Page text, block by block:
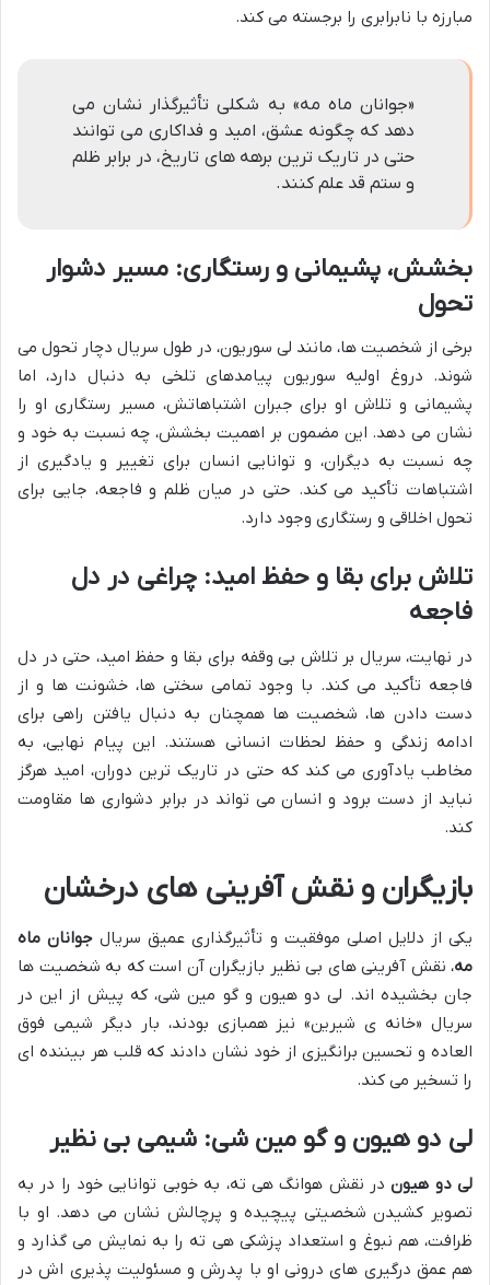
مبارزه با نابرابری را برجسته می کند.
«جوانان ماه مه» به شکلی تأثیرگذار نشان می
دهد که چگونه عشق، امید و فداکاری می توانند
حتی در تاریک ترین برهه های تاریخ، در برابر ظلم
و ستم قد علم کنند.
بخشش، پشیمانی و رستگاری: مسیر دشوار
تحول
برخی از شخصیت ها، مانند لی سوریون، در طول سریال دچار تحول می
شوند. دروغ اولیه سوریون پیامدهای تلخی به دنبال دارد، اما
پشیمانی و تلاش او برای جبران اشتباهاتش، مسیر رستگاری او را
نشان می دهد. این مضمون بر اهمیت بخشش، چه نسبت به خود و
چه نسبت به دیگران، و توانایی انسان برای تغییر و یادگیری از
اشتباهات تأکید می کند. حتی در میان ظلم و فاجعه، جایی برای
تحول اخلاقی و رستگاری وجود دارد.
تلاش برای بقا و حفظ امید: چراغی در دل
فاجعه
در نهایت، سریال بر تلاش بی وقفه برای بقا و حفظ امید، حتی در دل
فاجعه تأکید می کند. با وجود تمامی سختی ها، خشونت ها و از
دست دادن ها، شخصیت ها همچنان به دنبال یافتن راهی برای
ادامه زندگی و حفظ لحظات انسانی هستند. این پیام نهایی، به
مخاطب یادآوری می کند که حتی در تاریک ترین دوران، امید هرگز
نباید از دست برود و انسان می تواند در برابر دشواری ها مقاومت
کند.
بازیگران و نقش آفرینی های درخشان
یکی از دلایل اصلی موفقیت و تأثیرگذاری عمیق سریال جوانان ماه
مه، نقش آفرینی های بی نظیر بازیگران آن است که به شخصیت ها
جان بخشیده اند. لی دو هیون و گو مین شی، که پیش از این در
سریال «خانه ی شیرین» نیز همبازی بودند، بار دیگر شیمی فوق
العاده و تحسین برانگیزی از خود نشان دادند که قلب هر بیننده ای
را تسخیر می کند.
لی دو هیون و گو مین شی: شیمی بی نظیر
لی دو هیوندر نقش هوانگ هی ته، به خوبی توانایی خود را در به
تصویر کشیدن شخصیتی پیچیده و پرچالش نشان می دهد. او با
ظرافت، هم نبوغ و استعداد پزشکی هی ته را به نمایش می گذارد و
هم عمق درگیری های درونی او با پدرش و مسئولیت پذیری اش در